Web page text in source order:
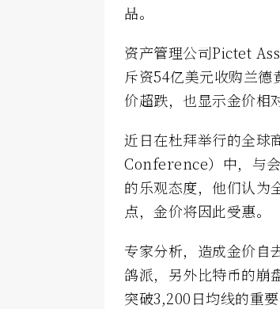
品。
资产管理公司Pictet
斥资54亿美元收购兰
价超跌，也显示金价相
近日在杜拜举行的全
Conference）中，与
的乐观态度，他们认为
点，金价将因此受惠。
专家分析，造成金价自
鸽派，另外比特币的崩
突破3,200日均线的重